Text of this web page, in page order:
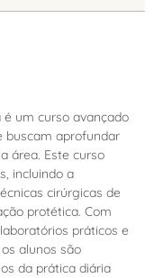
um curso avançado
buscam aprofundar
área. Este curso
incluindo a
cirúrgicas de
protética. Com
práticos e
alunos são
da prática diária